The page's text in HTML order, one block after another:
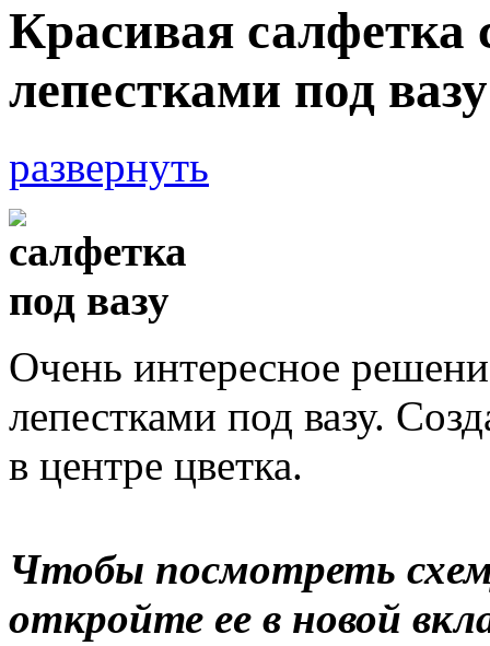
Красивая
лепестками под вазу
развернуть
Очень интересное
лепестками под вазу.
в центре цветка.
Чтобы посмотреть
откройте ее в новой